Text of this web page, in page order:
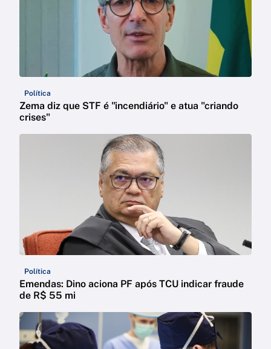
Política
Zema diz que STF é "incendiário" e atua "criando
crises"
Política
Emendas: Dino aciona PF após TCU indicar fraude
de R$ 55 mi